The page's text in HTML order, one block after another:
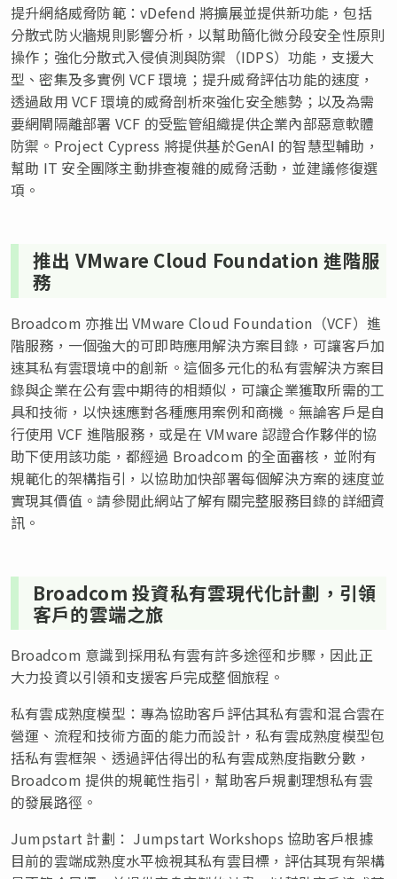
提升網絡威脅防範：vDefend 將擴展並提供新功能，包括
分散式防火牆規則影響分析，以幫助簡化微分段安全性原則
操作；強化分散式入侵偵測與防禦（IDPS）功能，支援大
型、密集及多實例 VCF 環境；提升威脅評估功能的速度，
透過啟用 VCF 環境的威脅剖析來強化安全態勢；以及為需
要網閘隔離部署 VCF 的受監管組織提供企業內部惡意軟體
防禦。Project Cypress 將提供基於GenAI 的智慧型輔助，
幫助 IT 安全團隊主動排查複雜的威脅活動，並建議修復選
項。
推出 VMware Cloud Foundation 進階服
務
Broadcom 亦推出 VMware Cloud Foundation（VCF）進
階服務，一個強大的可即時應用解決方案目錄，可讓客戶加
速其私有雲環境中的創新。這個多元化的私有雲解決方案目
錄與企業在公有雲中期待的相類似，可讓企業獲取所需的工
具和技術，以快速應對各種應用案例和商機。無論客戶是自
行使用 VCF 進階服務，或是在 VMware 認證合作夥伴的協
助下使用該功能，都經過 Broadcom 的全面審核，並附有
規範化的架構指引，以協助加快部署每個解決方案的速度並
實現其價值。請參閱此網站了解有關完整服務目錄的詳細資
訊。
Broadcom 投資私有雲現代化計劃，引領
客戶的雲端之旅
Broadcom 意識到採用私有雲有許多途徑和步驟，因此正
大力投資以引領和支援客戶完成整個旅程。
私有雲成熟度模型：專為協助客戶評估其私有雲和混合雲在
營運、流程和技術方面的能力而設計，私有雲成熟度模型包
括私有雲框架、透過評估得出的私有雲成熟度指數分數，
Broadcom 提供的規範性指引，幫助客戶規劃理想私有雲
的發展路徑。
Jumpstart 計劃： Jumpstart Workshops 協助客戶根據
目前的雲端成熟度水平檢視其私有雲目標，評估其現有架構